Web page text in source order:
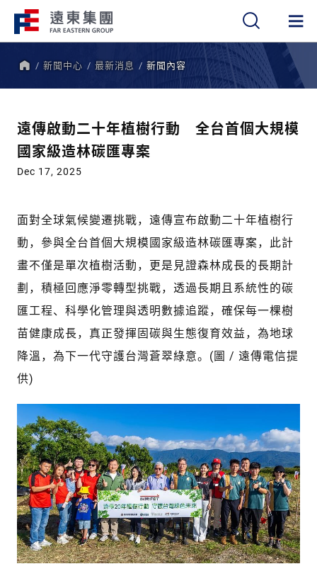
新聞中心 最新消息 新聞內容
遠傳啟動二十年植樹行動 全台首個大規模
國家級造林碳匯專案
Dec 17, 2025
面對全球氣候變遷挑戰，遠傳宣布啟動二十年植樹行
動，參與全台首個大規模國家級造林碳匯專案，此計
畫不僅是單次植樹活動，更是見證森林成長的長期計
劃，積極回應淨零轉型挑戰，透過長期且系統性的碳
匯工程、科學化管理與透明數據追蹤，確保每一棵樹
苗健康成長，真正發揮固碳與生態復育效益，為地球
降溫，為下一代守護台灣蒼翠綠意。(圖 / 遠傳電信提
供)